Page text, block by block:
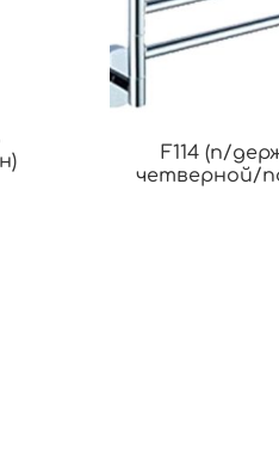
F114 (п/
четверной/